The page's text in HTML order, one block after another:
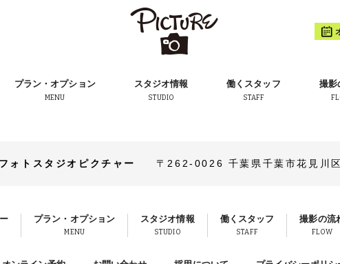
プラン・オプション
MENU
スタジオ情報
STUDIO
働くスタッフ
STAFF
撮影
フォトスタジオピクチャー 〒262-0026 千葉県千葉市花見川
プラン・オプション
MENU
スタジオ情報
STUDIO
働くスタッフ
STAFF
撮影の流
FLOW